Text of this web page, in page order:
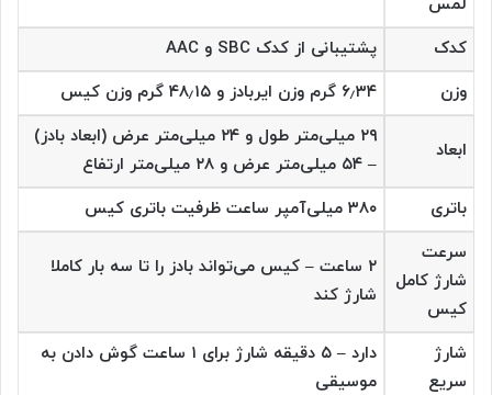
لمس
کدک
پشتیبانی از کدک SBC و AAC
وزن
۶٫۳۴ گرم وزن ایربادز و ۴۸٫۱۵ گرم وزن کیس
ابعاد
۲۹ میلی‌متر طول و ۲۴ میلی‌متر عرض (ابعاد بادز)
– ۵۴ میلی‌متر عرض و ۲۸ میلی‌متر ارتفاع
باتری
۳۸۰ میلی‌آمپر ساعت ظرفیت باتری کیس
سرعت
شارژ کامل
کیس
۲ ساعت – کیس می‌تواند بادز را تا سه بار کاملا
شارژ کند
شارژ
سریع
دارد – ۵ دقیقه شارژ برای ۱ ساعت گوش دادن به
موسیقی